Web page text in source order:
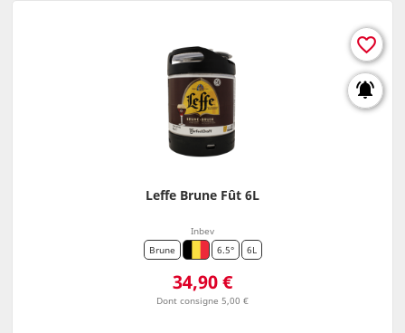
Leffe Brune Fût 6L
Inbev
Brune
6.5° 6L
Prix
34,90 €
Dont consigne 5,00 €
notifications_active
favorite_border